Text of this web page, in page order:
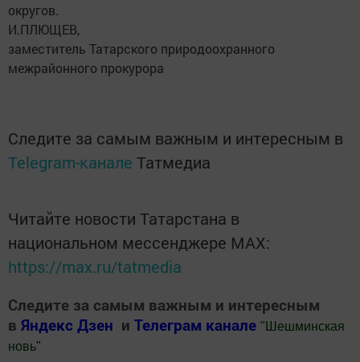
округов.
И.ПЛЮЩЕВ,
заместитель Татарского природоохранного
межрайонного прокурора
Следите за самым важным и интересным в
Telegram-канале Татмедиа
Читайте новости Татарстана в
национальном мессенджере MАХ:
https://max.ru/tatmedia
Следите за самым важным и интересным
в Яндекс Дзен и Телеграм канале " Шешминская
новь"